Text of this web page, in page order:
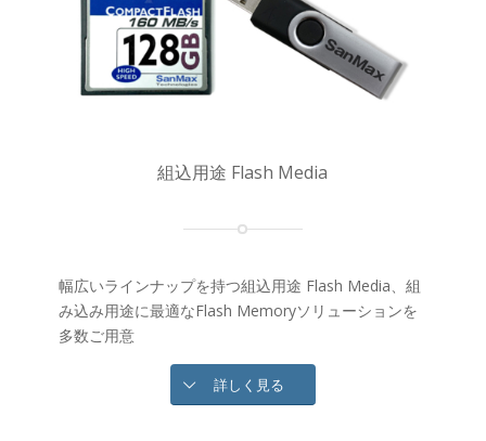
組込用途 Flash Media
幅広いラインナップを持つ組込用途 Flash Media、 組
み込み用途に最適なFlash Memoryソリューションを
多数ご用意
詳しく見る